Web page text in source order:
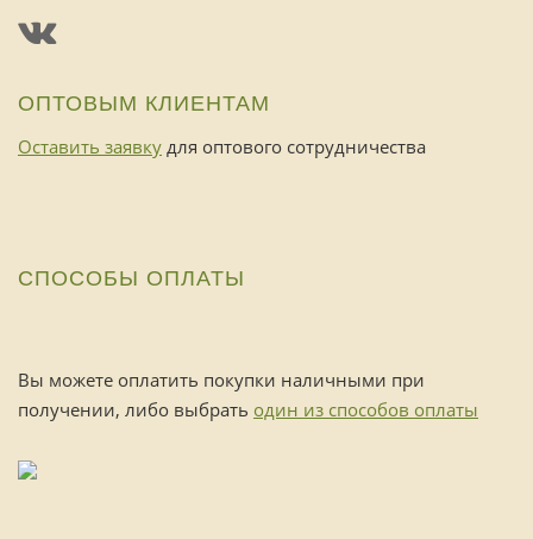
ОПТОВЫМ КЛИЕНТАМ
Оставить заявку для оптового сотрудничества
СПОСОБЫ ОПЛАТЫ
Вы можете оплатить покупки наличными при
получении, либо выбрать один из способов оплаты